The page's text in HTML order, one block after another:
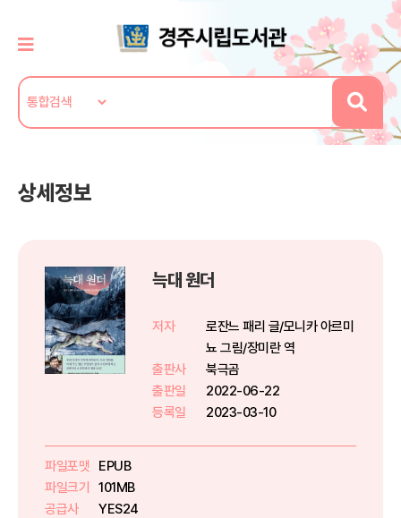
상세정보
늑대 원더
저자
로잔느 패리 글/모니카 아르미
뇨 그림/장미란 역
출판사
북극곰
출판일
2022-06-22
등록일
2023-03-10
파일포맷
EPUB
파일크기
101MB
공급사
YES24